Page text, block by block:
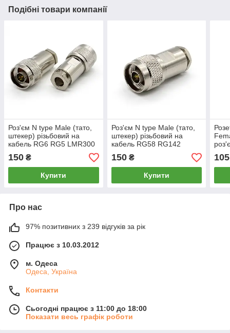
Подібні товари компанії
Роз'єм N type Male (тато,
штекер) різьбовий на
кабель RG6 RG5 LMR300
RG304 РК-75 5D-FB
150 ₴
Купити
Роз'єм N type Male (тато,
штекер) різьбовий на
кабель RG58 RG142
RG223 LMR195 SYV50-3
150₴
Купити
і
105
Про нас
97% позитивних з 239 відгуків за рік
Працює з 10.03.2012
м. Одеса
Одеса, Україна
Контакти
Сьогодні працює з 11:00 до 18:00
Показати весь графік роботи